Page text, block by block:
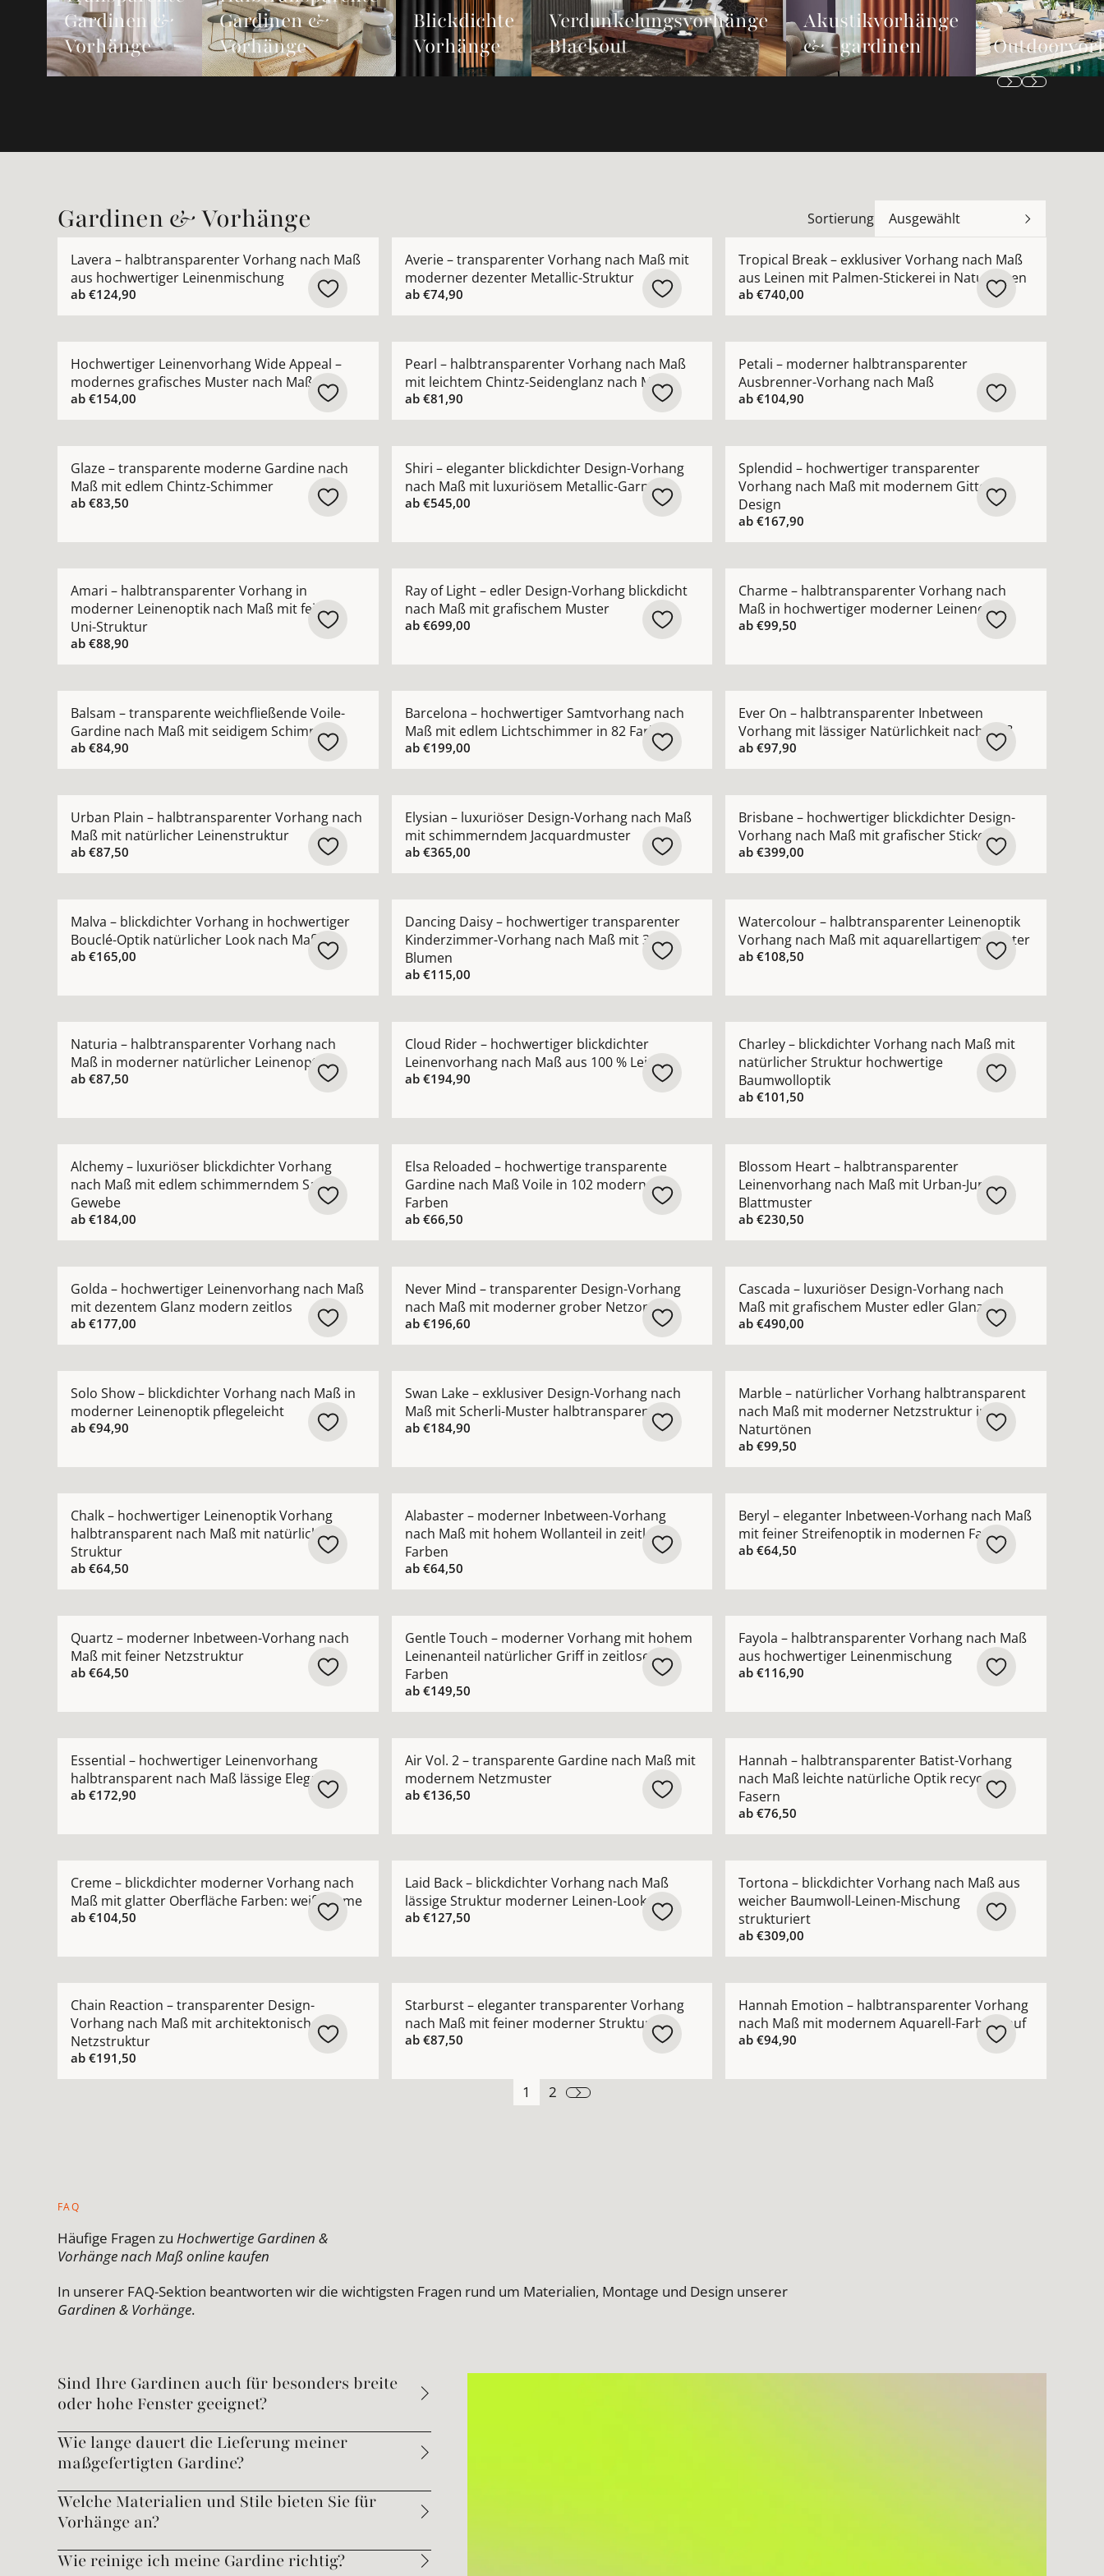
Gardinen &
Vorhänge
Gardinen &
Vorhänge
Blickdichte
Vorhänge
Verdunkelungsvorhänge
Blackout
Akustikvorhänge
& -gardinen
Gardinen & Vorhänge Sortierung Ausgewählt
Lavera – halbtransparenter Vorhang nach Maß
aus hochwertiger Leinenmischung
ab €124,90
Averie – transparenter Vorhang nach Maß mit
moderner dezenter Metallic-Struktur
ab €74,90
Tropical Break – exklusiver Vorhang nach Maß
aus Leinen mit Palmen-Stickerei in Naturtönen
ab€740,00
Hochwertiger Leinenvorhang Wide Appeal –
modernes grafisches Muster nach Maß
ab €154,00
Pearl – halbtransparenter Vorhang nach Maß
mit leichtem Chintz-Seidenglanz nach Maß
ab €81,90
Petali – moderner halbtransparenter
Ausbrenner-Vorhang nach Maß
ab€104,90
Glaze – transparente moderne Gardine nach
Maß mit edlem Chintz-Schimmer
ab €83,50
Shiri – eleganter blickdichter Design-Vorhang
nach Maß mit luxuriösem Metallic-Garn
ab €545,00
Splendid – hochwertiger transparenter
Vorhang nach Maß mit modernem Gitter-
Design
ab€167,90
Amari – halbtransparenter Vorhang in
moderner Leinenoptik nach Maß mit feiner
Uni-Struktur
ab €88,90
Ray of Light – edler Design-Vorhang blickdicht
nach Maß mit grafischem Muster
ab €699,00
Charme – halbtransparenter Vorhang nach
Maß in hochwertiger moderner Leinenoptik
ab€99,50
Balsam – transparente weichfließende Voile-
Gardine nach Maß mit seidigem Schimmer
ab €84,90
Barcelona – hochwertiger Samtvorhang nach
Maß mit edlem Lichtschimmer in 82 Farben
ab €199,00
Ever On – halbtransparenter Inbetween
Vorhang mit lässiger Natürlichkeit nach Maß
ab€97,90
Urban Plain – halbtransparenter Vorhang nach
Maß mit natürlicher Leinenstruktur
ab €87,50
Elysian – luxuriöser Design-Vorhang nach Maß
mit schimmerndem Jacquardmuster
ab €365,00
Brisbane – hochwertiger blickdichter Design-
Vorhang nach Maß mit grafischer Stickerei
ab€399,00
Malva – blickdichter Vorhang in hochwertiger
Bouclé-Optik natürlicher Look nach Maß
ab €165,00
Dancing Daisy – hochwertiger transparenter
Kinderzimmer-Vorhang nach Maß mit 3D-
Blumen
ab €115,00
Watercolour – halbtransparenter Leinenoptik
Vorhang nach Maß mit aquarellartigem Muster
ab€108,50
Naturia – halbtransparenter Vorhang nach
Maß in moderner natürlicher Leinenoptik
ab €87,50
Cloud Rider – hochwertiger blickdichter
Leinenvorhang nach Maß aus 100 % Leinen
ab €194,90
Charley – blickdichter Vorhang nach Maß mit
natürlicher Struktur hochwertige
Baumwolloptik
ab€101,50
Alchemy – luxuriöser blickdichter Vorhang
nach Maß mit edlem schimmerndem Satin-
Gewebe
ab €184,00
Elsa Reloaded – hochwertige transparente
Gardine nach Maß Voile in 102 modernen
Farben
ab €66,50
Blossom Heart – halbtransparenter
Leinenvorhang nach Maß mit Urban-Jungle-
Blattmuster
ab€230,50
Golda – hochwertiger Leinenvorhang nach Maß
mit dezentem Glanz modern zeitlos
ab €177,00
Never Mind – transparenter Design-Vorhang
nach Maß mit moderner grober Netzoptik
ab €196,60
Cascada – luxuriöser Design-Vorhang nach
Maß mit grafischem Muster edler Glanz
ab€490,00
Solo Show – blickdichter Vorhang nach Maß in
moderner Leinenoptik pflegeleicht
ab €94,90
Swan Lake – exklusiver Design-Vorhang nach
Maß mit Scherli-Muster halbtransparent
ab €184,90
Marble – natürlicher Vorhang halbtransparent
nach Maß mit moderner Netzstruktur in
Naturtönen
ab€99,50
Chalk – hochwertiger Leinenoptik Vorhang
halbtransparent nach Maß mit natürlicher
Struktur
ab €64,50
Alabaster – moderner Inbetween-Vorhang
nach Maß mit hohem Wollanteil in zeitlosen
Farben
ab €64,50
Beryl – eleganter Inbetween-Vorhang nach Maß
mit feiner Streifenoptik in modernen Farben
ab€64,50
Quartz – moderner Inbetween-Vorhang nach
Maß mit feiner Netzstruktur
ab €64,50
Gentle Touch – moderner Vorhang mit hohem
Leinenanteil natürlicher Griff in zeitlosen
Farben
ab €149,50
Fayola – halbtransparenter Vorhang nach Maß
aus hochwertiger Leinenmischung
ab€116,90
Essential – hochwertiger Leinenvorhang
halbtransparent nach Maß lässige Eleganz
ab €172,90
Air Vol. 2 – transparente Gardine nach Maß mit
modernem Netzmuster
ab €136,50
Hannah – halbtransparenter Batist-Vorhang
nach Maß leichte natürliche Optik recycelte
Fasern
ab€76,50
Creme – blickdichter moderner Vorhang nach
Maß mit glatter Oberfläche Farben: weiß creme
ab €104,50
Laid Back – blickdichter Vorhang nach Maß
lässige Struktur moderner Leinen-Look
ab €127,50
Tortona – blickdichter Vorhang nach Maß aus
weicher Baumwoll-Leinen-Mischung
strukturiert
ab€309,00
Chain Reaction – transparenter Design-
Vorhang nach Maß mit architektonischer
Netzstruktur
ab €191,50
Starburst – eleganter transparenter Vorhang
nach Maß mit feiner moderner Struktur
ab €87,50
Hannah Emotion – halbtransparenter Vorhang
nach Maß mit modernem Aquarell-Farbverlauf
ab€94,90
1 2
FAQ
Häufige Fragen zu Hochwertige Gardinen &
Vorhänge nach Maß online kaufen
In unserer FAQ-Sektion beantworten wir die wichtigsten Fragen rund um Materialien, Montage und Design unserer
Gardinen & Vorhänge.
Sind Ihre Gardinen auch für besonders breite
oder hohe Fenster geeignet?
Wie lange dauert die Lieferung meiner
maßgefertigten Gardine?
Welche Materialien und Stile bieten Sie für
Vorhänge an?
Wie reinige ich meine Gardine richtig?